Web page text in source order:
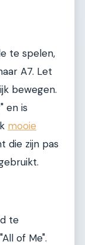
te spelen,
A7. Let
bewegen.
en is
mooie
die zijn pas
te
of Me".